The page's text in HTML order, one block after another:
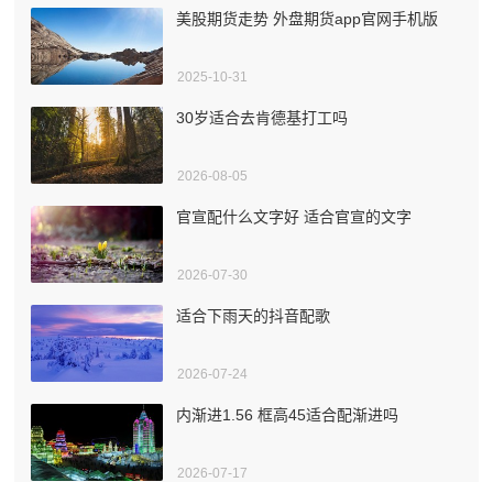
美股期货走势 外盘期货app官网手机版
2025-10-31
30岁适合去肯德基打工吗
2026-08-05
官宣配什么文字好 适合官宣的文字
2026-07-30
适合下雨天的抖音配歌
2026-07-24
内渐进1.56 框高45适合配渐进吗
2026-07-17